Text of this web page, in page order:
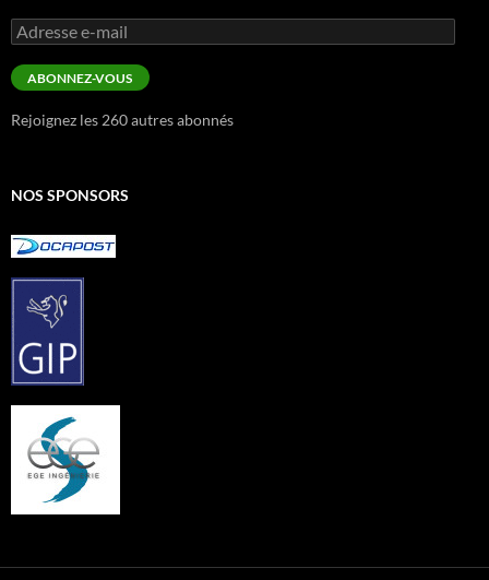
Adresse
e-
mail
ABONNEZ-VOUS
Rejoignez les 260 autres abonnés
NOS SPONSORS